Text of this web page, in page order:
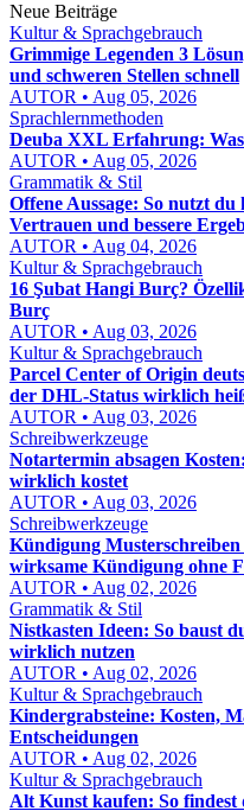
Neue Beiträge
Kultur & Sprachgebrauch
Grimmige Legenden 3
und schweren Stellen schnell
AUTOR • Aug 05, 2026
Sprachlernmethoden
Deuba XXL Erfahrung:
AUTOR • Aug 05, 2026
Grammatik & Stil
Offene Aussage: So nutzt
Vertrauen und bessere
AUTOR • Aug 04, 2026
Kultur & Sprachgebrauch
16 Şubat Hangi Burç?
Burç
AUTOR • Aug 03, 2026
Kultur & Sprachgebrauch
Parcel Center of Origin
der DHL-Status wirklich
AUTOR • Aug 03, 2026
Schreibwerkzeuge
Notartermin absagen
wirklich kostet
AUTOR • Aug 03, 2026
Schreibwerkzeuge
Kündigung
wirksame Kündigung ohne
AUTOR • Aug 02, 2026
Grammatik & Stil
Nistkasten Ideen: So baust
wirklich nutzen
AUTOR • Aug 02, 2026
Kultur & Sprachgebrauch
Kindergrabsteine: Kosten,
Entscheidungen
AUTOR • Aug 02, 2026
Kultur & Sprachgebrauch
Alt Kunst kaufen: So findest